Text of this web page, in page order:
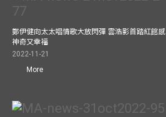
鄭伊健向太太唱情歌大放閃彈 雲浩影首踏紅館感
神奇又幸福
2022-11-21
More